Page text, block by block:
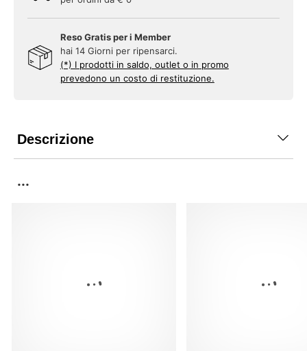
per ordini da € 0
Reso Gratis per i Member
hai 14 Giorni per ripensarci.
(*) I prodotti in saldo, outlet o in promo
prevedono un costo di restituzione.
Descrizione
...